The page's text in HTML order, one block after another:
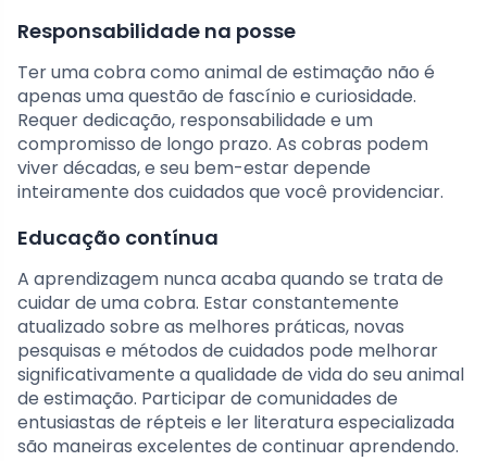
Responsabilidade na posse
Ter uma cobra como animal de estimação não é
apenas uma questão de fascínio e curiosidade.
Requer dedicação, responsabilidade e um
compromisso de longo prazo. As cobras podem
viver décadas, e seu bem-estar depende
inteiramente dos cuidados que você providenciar.
Educação contínua
A aprendizagem nunca acaba quando se trata de
cuidar de uma cobra. Estar constantemente
atualizado sobre as melhores práticas, novas
pesquisas e métodos de cuidados pode melhorar
significativamente a qualidade de vida do seu animal
de estimação. Participar de comunidades de
entusiastas de répteis e ler literatura especializada
são maneiras excelentes de continuar aprendendo.